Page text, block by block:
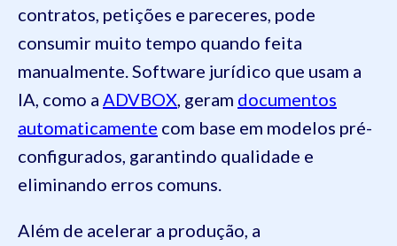
contratos, petições e pareceres, pode
consumir muito tempo quando feita
manualmente. Software jurídico que usam a
IA, como a ADVBOX , geram documentos
automaticamente com base em modelos pré-
configurados, garantindo qualidade e
eliminando erros comuns.
Além de acelerar a produção, a